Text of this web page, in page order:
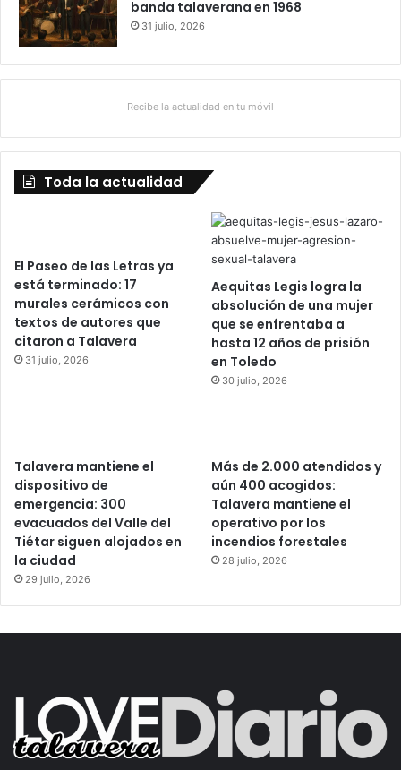
banda talaverana en 1968
31 julio, 2026
Recibe la actualidad en tu móvil
Toda la actualidad
El Paseo de las Letras ya
está terminado: 17
murales cerámicos con
textos de autores que
citaron a Talavera
31 julio, 2026
Aequitas Legis logra la
absolución de una mujer
que se enfrentaba a
hasta 12 años de prisión
en Toledo
30 julio, 2026
Talavera mantiene el
dispositivo de
emergencia: 300
evacuados del Valle del
Tiétar siguen alojados en
la ciudad
29 julio, 2026
Más de 2.000 atendidos y
aún 400 acogidos:
Talavera mantiene el
operativo por los
incendios forestales
28 julio, 2026